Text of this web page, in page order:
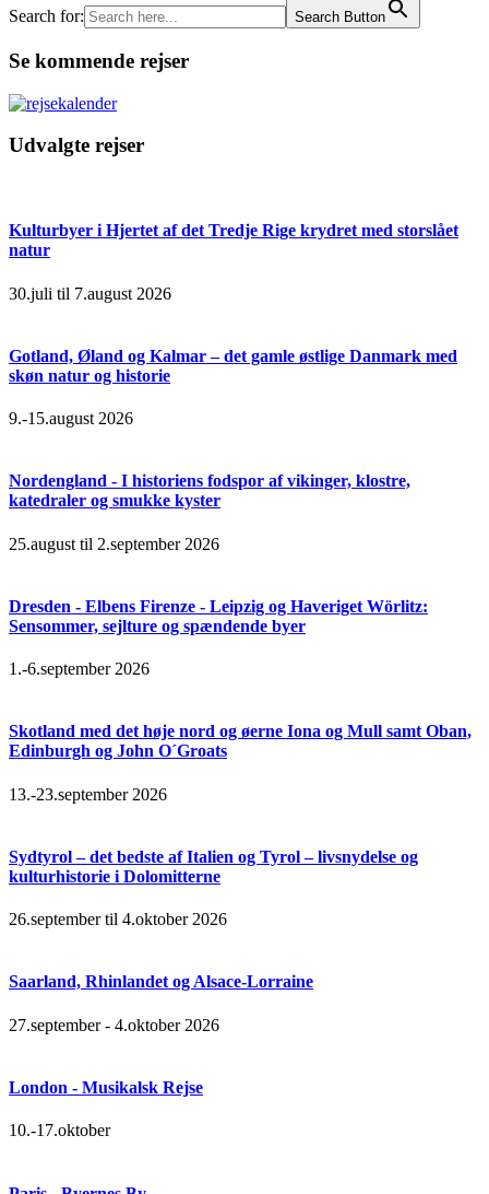
Search for: Search Button
Se kommende rejser
Udvalgte rejser
Kulturbyer i Hjertet af det Tredje Rige krydret med storslået
natur
30.juli til 7.august 2026
Gotland, Øland og Kalmar – det gamle østlige Danmark med
skøn natur og historie
9.-15.august 2026
Nordengland - I historiens fodspor af vikinger, klostre,
katedraler og smukke kyster
25.august til 2.september 2026
Dresden - Elbens Firenze - Leipzig og Haveriget Wörlitz:
Sensommer, sejlture og spændende byer
1.-6.september 2026
Skotland med det høje nord og øerne Iona og Mull samt Oban,
Edinburgh og John O´Groats
13.-23.september 2026
Sydtyrol – det bedste af Italien og Tyrol – livsnydelse og
kulturhistorie i Dolomitterne
26.september til 4.oktober 2026
Saarland, Rhinlandet og Alsace-Lorraine
27.september - 4.oktober 2026
London - Musikalsk Rejse
10.-17.oktober